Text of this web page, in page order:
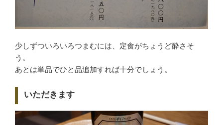
少しずついろいろつまむには、定食がちょうど酔さそ
う。
あとは単品でひと品追加すれば十分でしょう。
いただきます